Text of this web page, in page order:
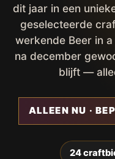
dit jaar in een
geselecteerde
werkende Beer in
na december
blijft —
ALLEEN NU ·
24